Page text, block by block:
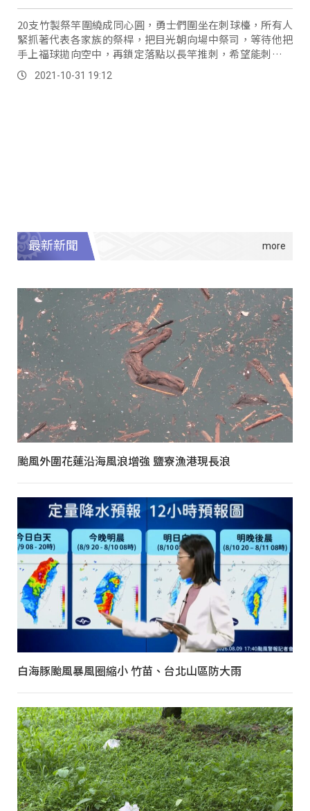
20支竹製祭竿圍繞成同心圓，勇士們圍坐在刺球檯，所有人
緊抓著代表各家族的祭桿，把目光朝向場中祭司，等待他把
手上福球拋向空中，再鎖定落點以長竿推刺，希望能刺中福
球，得到祖靈庇佑。
2021-10-31 19:12
最新新聞
颱風外圍花蓮沿海風浪增強 鹽寮漁港現長浪
白海豚颱風暴風圈縮小 竹苗、台北山區防大雨